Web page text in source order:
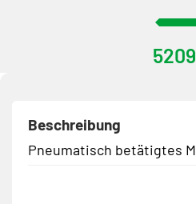
Beschreibung
Pneumatisch betätigtes